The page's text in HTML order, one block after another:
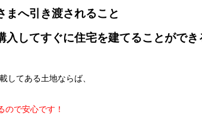
へ引き渡されること
してすぐに住宅を建てることができ
してある土地ならば、
ので安心です！